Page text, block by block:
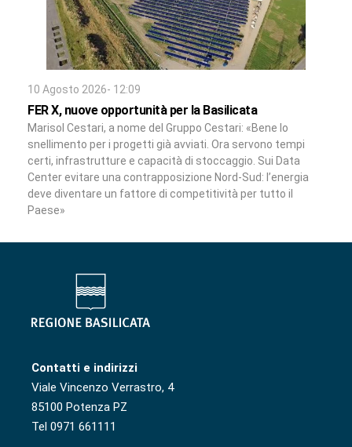
10 Agosto 2026- 12:09
FER X, nuove opportunità per la Basilicata
Marisol Cestari, a nome del Gruppo Cestari: «Bene lo
snellimento per i progetti già avviati. Ora servono tempi
certi, infrastrutture e capacità di stoccaggio. Sui Data
Center evitare una contrapposizione Nord-Sud: l’energia
deve diventare un fattore di competitività per tutto il
Paese»
Contatti e indirizzi
Viale Vincenzo Verrastro, 4
85100 Potenza PZ
Tel 0971 661111